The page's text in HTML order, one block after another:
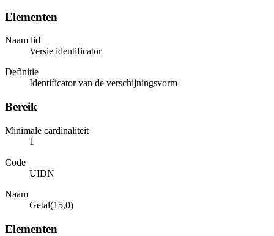
Elementen
Naam lid
Versie identificator
Definitie
Identificator van de verschijningsvorm
Bereik
Minimale cardinaliteit
1
Code
UIDN
Naam
Getal(15,0)
Elementen